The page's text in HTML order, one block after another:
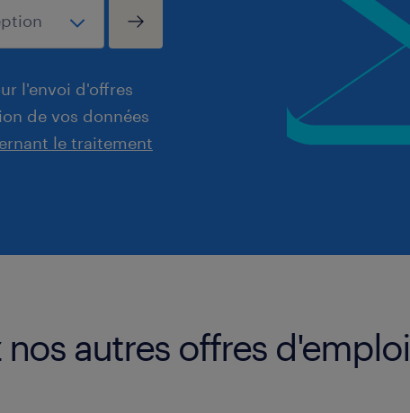
l'envoi d'offres
de vos données
le traitement
nos autres offres d'emploi